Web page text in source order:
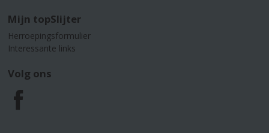
Mijn topSlijter
Herroepingsformulier
Interessante links
Volg ons
F